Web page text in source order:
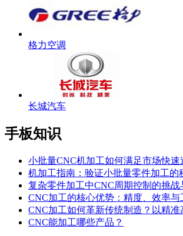
格力空调
长城汽车
手板知识
小批量CNC机加工如何满足市场快速
机加工指南：验证小批量零件加工的
复杂零件加工中CNC周期控制的挑战
CNC加工的核心优势：精度、效率与
CNC加工如何革新传统制造？以精
CNC能加工哪些产品？